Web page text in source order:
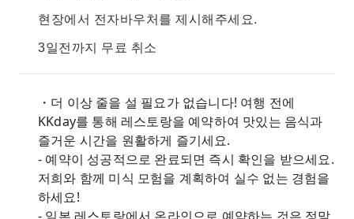
현장에서 전자바우처를 제시해주세요.
3일전까지 무료 취소
・더 이상 줄을 설 필요가 없습니다! 여행 전에
KKday를 통해 레스토랑을 예약하여 맛있는 음식과
즐거운 시간을 원활하게 즐기세요.
- 예약이 성공적으로 완료되면 즉시 확인을 받으세요.
저희와 함께 미식 모험을 계획하여 실수 없는 경험을
하세요!